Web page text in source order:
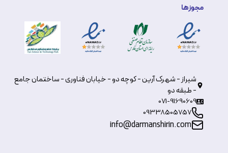
مجوزها
شیراز - شهرک آرین - کوچه دو - خیابان فناوری - ساختمان جامع
- طبقه دو
071-91690609
09338505757
info@darmanshirin.com